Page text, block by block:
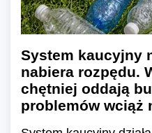
System kaucyjny
nabiera rozpędu.
chętniej oddają
problemów wciąż